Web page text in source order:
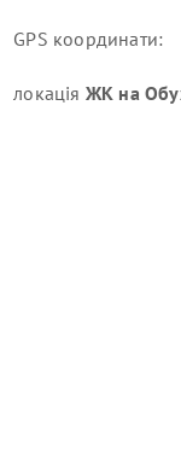
GPS координати:
локація ЖК на